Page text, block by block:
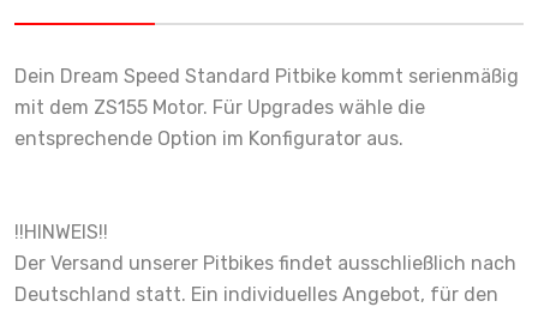
Dein Dream Speed Standard Pitbike kommt serienmäßig
mit dem ZS155 Motor. Für Upgrades wähle die
entsprechende Option im Konfigurator aus.
!!HINWEIS!!
Der Versand unserer Pitbikes findet ausschließlich nach
Deutschland statt. Ein individuelles Angebot, für den